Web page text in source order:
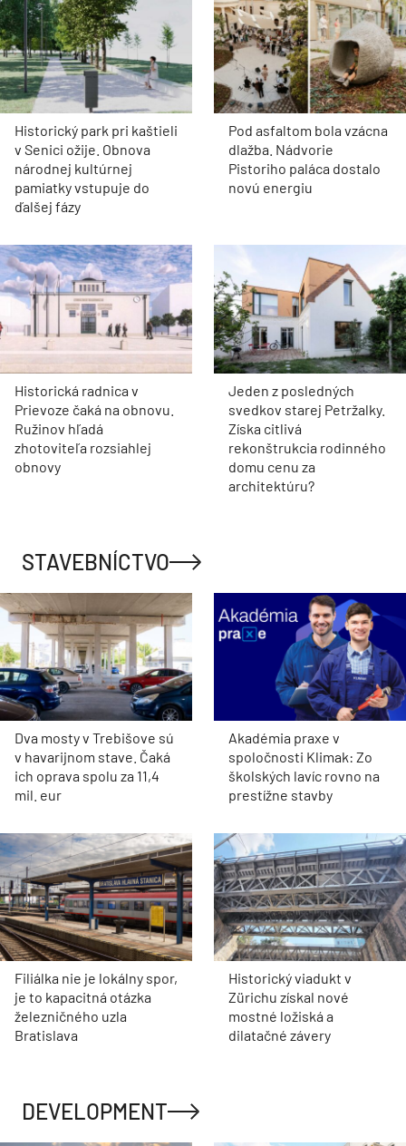
Historický park pri kaštieli
v Senici ožije. Obnova
národnej kultúrnej
pamiatky vstupuje do
ďalšej fázy
Pod asfaltom bola vzácna
dlažba. Nádvorie
Pistoriho paláca dostalo
novú energiu
Historická radnica v
Prievoze čaká na obnovu.
Ružinov hľadá
zhotoviteľa rozsiahlej
obnovy
Jeden z posledných
svedkov starej Petržalky.
Získa citlivá
rekonštrukcia rodinného
domu cenu za
architektúru?
STAVEBNÍCTVO
Dva mosty v Trebišove sú
v havarijnom stave. Čaká
ich oprava spolu za 11,4
mil. eur
Akadémia praxe v
spoločnosti Klimak: Zo
školských lavíc rovno na
prestížne stavby
Filiálka nie je lokálny spor,
je to kapacitná otázka
železničného uzla
Bratislava
Historický viadukt v
Zürichu získal nové
mostné ložiská a
dilatačné závery
DEVELOPMENT